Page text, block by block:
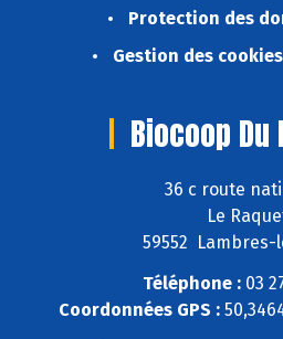
Protection des
Gestion des cookies
Biocoop
36 c route
Le
59552 Lambres-
Téléphone :03
Coordonnées GPS :